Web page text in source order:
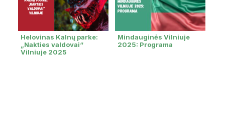
Helovinas Kalnų parke:
„Nakties valdovai“
Vilniuje 2025
Mindauginės Vilniuje
2025: Programa